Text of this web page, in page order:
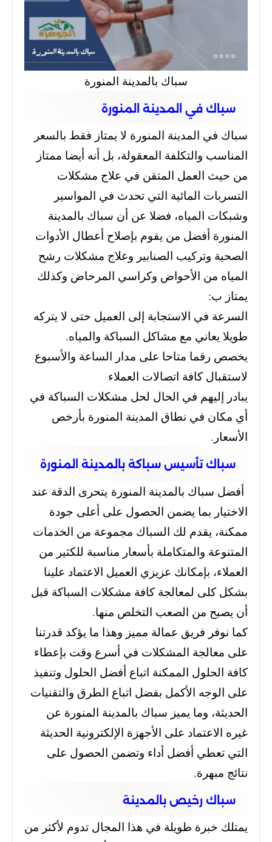
سباك بالمدينة المنورة
سباك في المدينة المنورة
سباك في المدينة المنورة لا يمتاز فقط بالسعر
المناسب والتكلفة المعقولة، بل أنه أيضا ممتاز
من حيث العمل المتقن في علاج مشكلات
التسربات المائية التي تحدث في المواسير
وشبكات المياه، فضلا عن أن سباك بالمدينة
المنورة أفضل من يقوم بإصلاح أعطال الأدوات
الصحية وتركيب الصنابير وعلاج مشكلات رشح
المياه من الأحواض وكراسي المرحاض وكذلك
يمتاز ب:
السرعة في الاستجابة إلى العميل حتى لا يتركه
طويلا يعاني مع مشاكل السباكة والمياه.
يخصص رقما متاحا على مدار الساعة والأسبوع
لاستقبال كافة اتصالات العملاء
يبادر إليهم في الحال لحل مشكلات السباكة في
أي مكان في نطاق المدينة المنورة بأرخص
الأسعار.
سباك تأسيس سباكة بالمدينة المنورة
أفضل سباك بالمدينة المنورة يتحرى الدقة عند
الاختيار بما يضمن الحصول على أعلى جودة
ممكنة، يقدم لك السباك مجموعة من الخدمات
المتنوعة والمتكاملة بأسعار مناسبة للكثير من
العملاء، بإمكانك عزيزي العميل الاعتماد علينا
بشكل كلى لمعالجة كافة مشكلات السباكة قبل
أن يصبح من الصعب التخلص منها.
كما نوفر فريق عمالة مميز وهذا ما يؤكد قدرتنا
على معالجة المشكلات في أسرع وقت بإعطاء
كافة الحلول الممكنة اتباع أفضل الحلول وتنفيذ
على الوجه الأكمل بفضل اتباع الطرق والتقنيات
الحديثة، وما يميز سباك بالمدينة المنورة عن
غيره الاعتماد على الأجهزة الإلكترونية الحديثة
التي تعطي أفضل أداء وتضمن الحصول على
نتائج مبهرة.
سباك رخيص بالمدينة
يمتلك خبرة طويلة في هذا المجال تدوم لأكثر من